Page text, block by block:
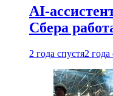
AI-
Сбера
2 года спустя2 года